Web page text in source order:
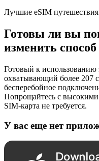
Лучшие eSIM путешествия
Готовы ли вы
изменить
Готовый к
охватывающий более 207
бесперебойное
Попрощайтесь с высокими
SIM-карта не требуется.
У вас еще нет